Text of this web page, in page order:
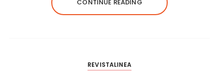
CONTINUE READING
REVISTALINEA